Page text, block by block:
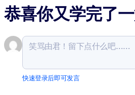
恭喜你又学完了
快速登录后即可发言